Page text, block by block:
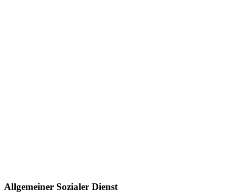
Allgemeiner Sozialer Dienst